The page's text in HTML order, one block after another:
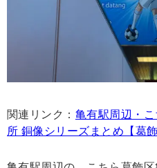
関連リンク： 亀有駅周辺・
所 銅像シリーズまとめ【葛飾